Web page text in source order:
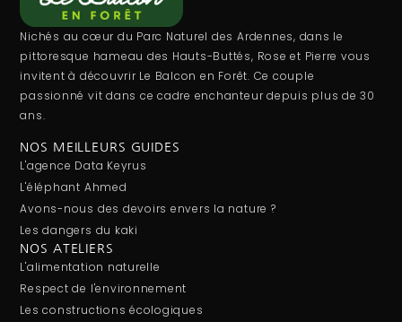
Nichés au cœur du Parc Naturel des Ardennes, dans le
pittoresque hameau des Hauts-Buttés, Rose et Pierre vous
invitent à découvrir Le Balcon en Forêt. Ce couple
passionné vit dans ce cadre enchanteur depuis plus de 30
ans.
NOS MEILLEURS GUIDES
L'agence Data Keyrus
L'éléphant Ahmed
Avons-nous des devoirs envers la nature ?
Les dangers du kaki
NOS ATELIERS
L'alimentation naturelle
Respect de l'environnement
Les constructions écologiques